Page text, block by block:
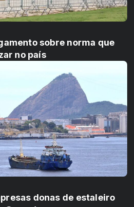
sobre norma que
no país
donas de estaleiro